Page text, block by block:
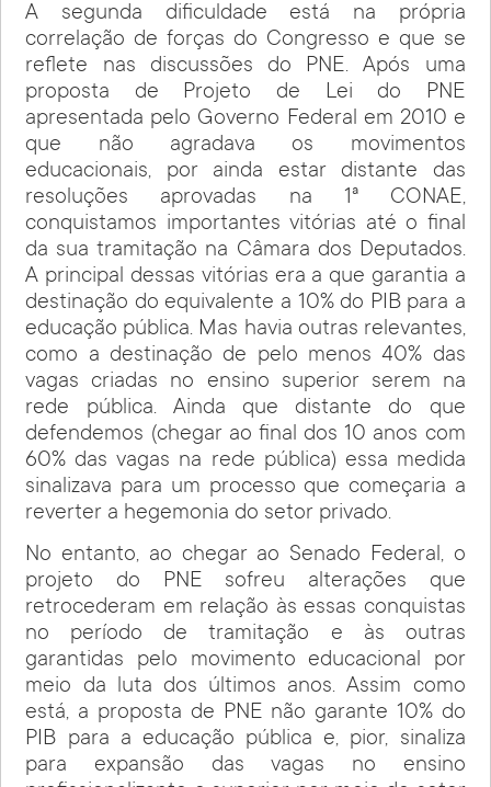
A segunda dificuldade está na própria
correlação de forças do Congresso e que se
reflete nas discussões do PNE. Após uma
proposta de Projeto de Lei do PNE
apresentada pelo Governo Federal em 2010 e
que não agradava os movimentos
educacionais, por ainda estar distante das
resoluções aprovadas na 1ª CONAE,
conquistamos importantes vitórias até o final
da sua tramitação na Câmara dos Deputados.
A principal dessas vitórias era a que garantia a
destinação do equivalente a 10% do PIB para a
educação pública. Mas havia outras relevantes,
como a destinação de pelo menos 40% das
vagas criadas no ensino superior serem na
rede pública. Ainda que distante do que
defendemos (chegar ao final dos 10 anos com
60% das vagas na rede pública) essa medida
sinalizava para um processo que começaria a
reverter a hegemonia do setor privado.
No entanto, ao chegar ao Senado Federal, o
projeto do PNE sofreu alterações que
retrocederam em relação às essas conquistas
no período de tramitação e às outras
garantidas pelo movimento educacional por
meio da luta dos últimos anos. Assim como
está, a proposta de PNE não garante 10% do
PIB para a educação pública e, pior, sinaliza
para expansão das vagas no ensino